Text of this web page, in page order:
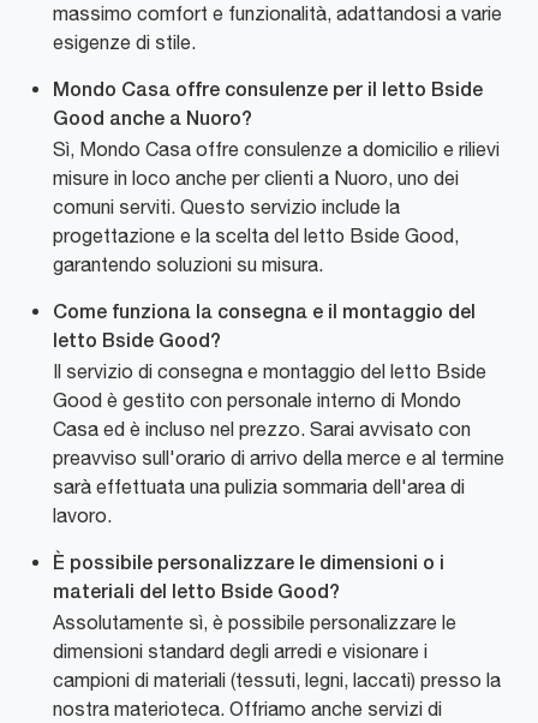
massimo comfort e funzionalità, adattandosi a varie
esigenze di stile.
Mondo Casa offre consulenze per il letto Bside
Good anche a Nuoro?
Sì, Mondo Casa offre consulenze a domicilio e rilievi
misure in loco anche per clienti a Nuoro, uno dei
comuni serviti. Questo servizio include la
progettazione e la scelta del letto Bside Good,
garantendo soluzioni su misura.
Come funziona la consegna e il montaggio del
letto Bside Good?
Il servizio di consegna e montaggio del letto Bside
Good è gestito con personale interno di Mondo
Casa ed è incluso nel prezzo. Sarai avvisato con
preavviso sull'orario di arrivo della merce e al termine
sarà effettuata una pulizia sommaria dell'area di
lavoro.
È possibile personalizzare le dimensioni o i
materiali del letto Bside Good?
Assolutamente sì, è possibile personalizzare le
dimensioni standard degli arredi e visionare i
campioni di materiali (tessuti, legni, laccati) presso la
nostra materioteca. Offriamo anche servizi di